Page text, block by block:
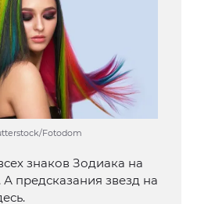
Fotodom
знаков Зодиака на
предсказания звезд на